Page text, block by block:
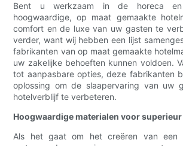
Bent u werkzaam in de horeca
hoogwaardige, op maat gemaakte
comfort en de luxe van uw gasten te
verder, want wij hebben een lijst
fabrikanten van op maat gemaakte
uw zakelijke behoeften kunnen voldoen.
tot aanpasbare opties, deze fabrikanten
oplossing om de slaapervaring van uw
hotelverblijf te verbeteren.
Hoogwaardige materialen voor
Als het gaat om het creëren van een